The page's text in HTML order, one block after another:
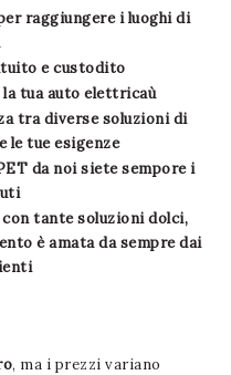
raggiungere i luoghi di
e custodito
tua auto elettricaù
tra diverse soluzioni di
le tue esigenze
da noi siete sempore i
tante soluzioni dolci,
è amata da sempre dai
, ma i prezzi variano